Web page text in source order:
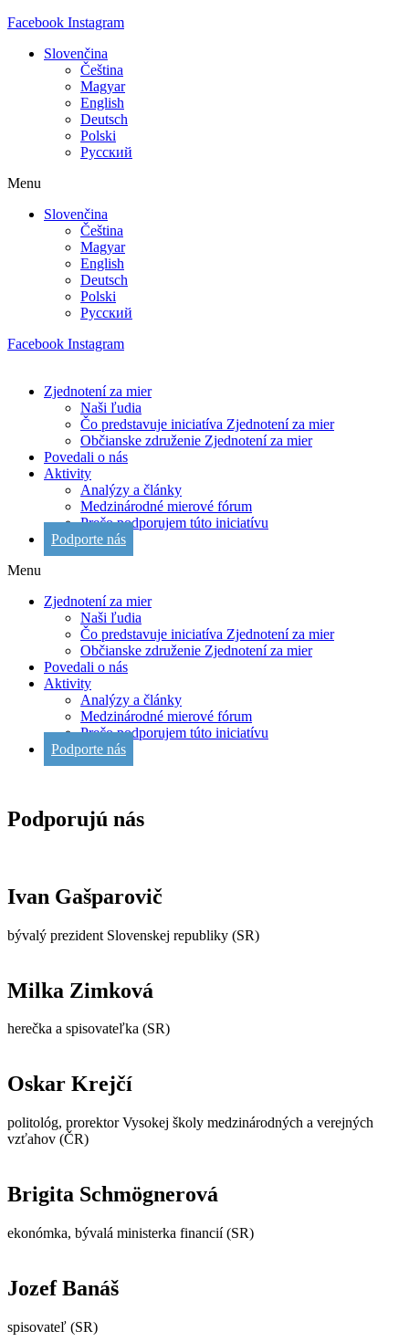
Facebook Instagram
Slovenčina
Čeština
Magyar
English
Deutsch
Polski
Русский
Menu
Slovenčina
Čeština
Magyar
English
Deutsch
Polski
Русский
Facebook Instagram
Zjednotení za mier
Naši ľudia
Čo predstavuje iniciatíva Zjednotení za mier
Občianske združenie Zjednotení za mier
Povedali o nás
Aktivity
Analýzy a články
Medzinárodné mierové fórum
Prečo podporujem túto iniciatívu
Podporte nás
Menu
Zjednotení za mier
Naši ľudia
Čo predstavuje iniciatíva Zjednotení za mier
Občianske združenie Zjednotení za mier
Povedali o nás
Aktivity
Analýzy a články
Medzinárodné mierové fórum
Prečo podporujem túto iniciatívu
Podporte nás
Podporujú nás​
Ivan Gašparovič
bývalý prezident Slovenskej republiky (SR)
Milka Zimková
herečka a spisovateľka (SR)
Oskar Krejčí
politológ, prorektor Vysokej školy medzinárodných a verejných
vzťahov (ČR)
Brigita Schmögnerová
ekonómka, bývalá ministerka financií (SR)
Jozef Banáš
spisovateľ (SR)